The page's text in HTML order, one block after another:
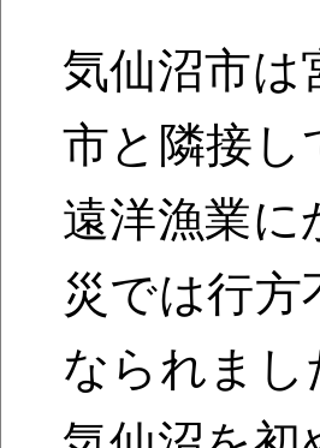
気仙沼市は
市と隣接し
遠洋漁業に
災では行
なられまし